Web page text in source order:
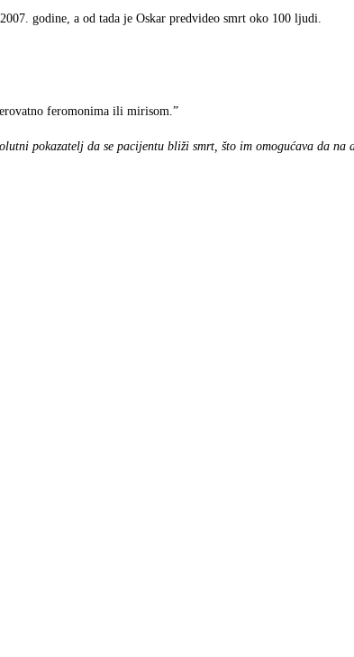
godine, a od tada je Oskar predvideo smrt oko 100 ljudi.
feromonima ili mirisom.”
pokazatelj da se pacijentu bliži smrt, što im omogućava da na